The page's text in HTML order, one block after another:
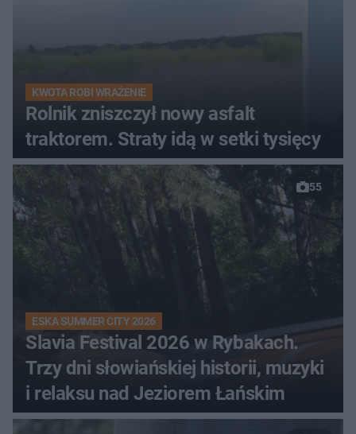
KWOTA ROBI WRAŻENIE
Rolnik zniszczył nowy asfalt
traktorem. Straty idą w setki tysięcy
55
ESKA SUMMER CITY 2026
Slavia Festival 2026 w Rybakach.
Trzy dni słowiańskiej historii, muzyki
i relaksu nad Jeziorem Łańskim